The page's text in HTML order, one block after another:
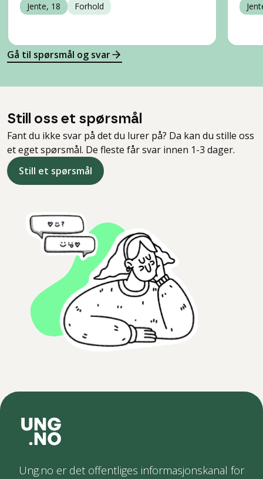
Jente, 18 Forhold
Gå til spørsmål og svar
Still oss et spørsmål
Fant du ikke svar på det du lurer på? Da kan du stille oss
et eget spørsmål. De fleste får svar innen 1-3 dager.
Still et spørsmål
Ung.no er det offentliges informasjonskanal for